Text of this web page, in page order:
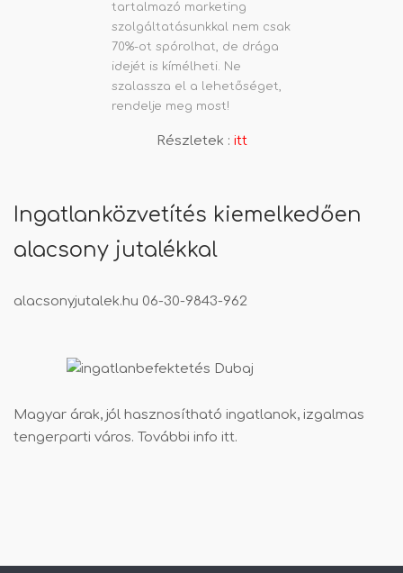
tartalmazó marketing
szolgáltatásunkkal nem csak
70%-ot spórolhat, de drága
idejét is kímélheti. Ne
szalassza el a lehetőséget,
rendelje meg most!
Részletek : itt
Ingatlanközvetítés kiemelkedően
alacsony jutalékkal
alacsonyjutalek.hu 06-30-9843-962
Magyar árak, jól hasznosítható ingatlanok, izgalmas
tengerparti város. További info itt.